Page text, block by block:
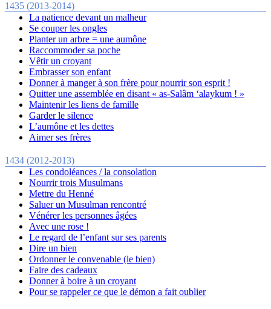
1435 (2013-2014)
La patience devant un malheur
Se couper les ongles
Planter un arbre = une aumône
Raccommoder sa poche
Vêtir un croyant
Embrasser son enfant
Donner à manger à son frère pour nourrir son esprit !
Quitter une assemblée en disant « as-Salâm ‘alaykum ! »
Maintenir les liens de famille
Garder le silence
L’aumône et les dettes
Aimer ses frères
1434 (2012-2013)
Les condoléances / la consolation
Nourrir trois Musulmans
Mettre du Henné
Saluer un Musulman rencontré
Vénérer les personnes âgées
Avec une rose !
Le regard de l’enfant sur ses parents
Dire un bien
Ordonner le convenable (le bien)
Faire des cadeaux
Donner à boire à un croyant
Pour se rappeler ce que le démon a fait oublier